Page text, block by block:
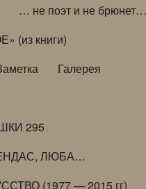
… не поэт и не брюнет…
(из книги)
Галерея
295
ЛЮБА…
(1977 — 2015 гг)